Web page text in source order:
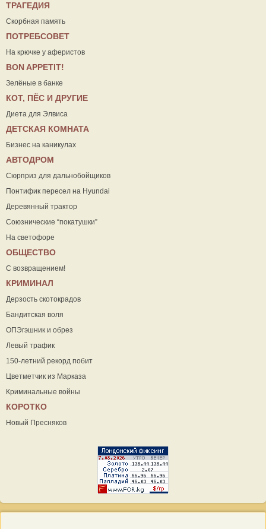
ТРАГЕДИЯ
Скорбная память
ПОТРЕБСОВЕТ
На крючке у аферистов
ВON APPETIT!
Зелёные в банке
КОТ, ПЁС И ДРУГИЕ
Диета для Элвиса
ДЕТСКАЯ КОМНАТА
Бизнес на каникулах
АВТОДРОМ
Сюрприз для дальнобойщиков
Понтифик пересел на Hyundai
Деревянный трактор
Союзнические “покатушки”
На светофоре
ОБЩЕСТВО
С возвращением!
КРИМИНАЛ
Дерзость скотокрадов
Бандитская воля
ОПЭгэшник и обрез
Левый трафик
150-летний рекорд побит
Цветметчик из Марказа
Криминальные войны
КОРОТКО
Новый Пресняков